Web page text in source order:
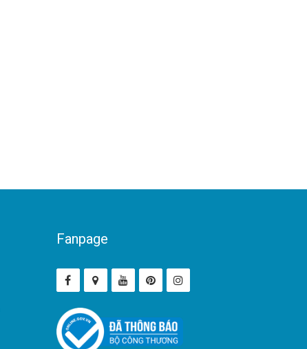
Fanpage